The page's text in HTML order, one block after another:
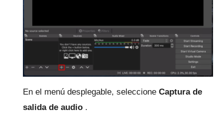
En el menú desplegable, seleccione Captura de
salida de audio .